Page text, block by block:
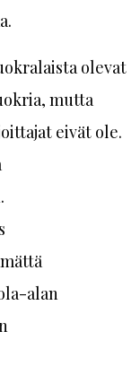
olevat
mutta
eivät ole.
alan